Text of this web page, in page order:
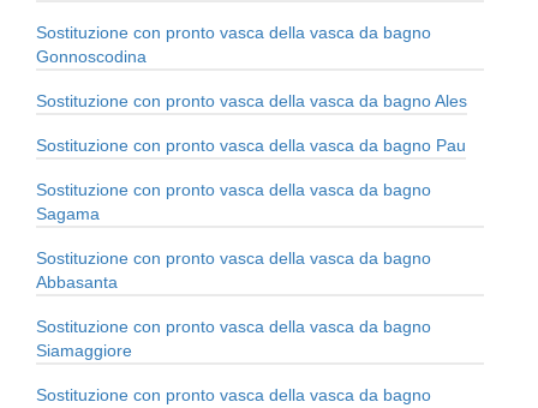
Sostituzione con pronto vasca della vasca da bagno
Gonnoscodina
Sostituzione con pronto vasca della vasca da bagno Ales
Sostituzione con pronto vasca della vasca da bagno Pau
Sostituzione con pronto vasca della vasca da bagno
Sagama
Sostituzione con pronto vasca della vasca da bagno
Abbasanta
Sostituzione con pronto vasca della vasca da bagno
Siamaggiore
Sostituzione con pronto vasca della vasca da bagno